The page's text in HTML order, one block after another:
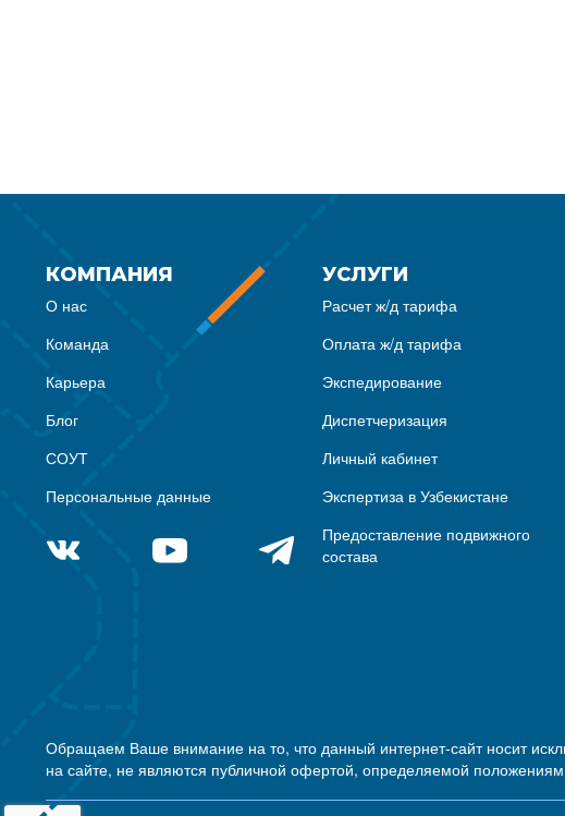
КОМПАНИЯ
О нас
Команда
Карьера
Блог
СОУТ
Персональные данные
УСЛУГИ
Расчет ж/д тарифа
Оплата ж/д тарифа
Экспедирование
Диспетчеризация
Личный кабинет
Экспертиза в Узбекистане
Предоставление подвижного
состава
Обращаем Ваше внимание на то, что данный интернет-сайт носит
на сайте, не являются публичной офертой, определяемой